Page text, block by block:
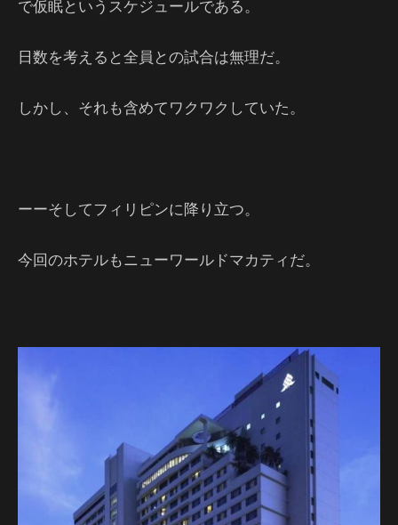
で仮眠というスケジュールである。
日数を考えると全員との試合は無理だ。
しかし、それも含めてワクワクしていた。
ーーそしてフィリピンに降り立つ。
今回のホテルもニューワールドマカティだ。